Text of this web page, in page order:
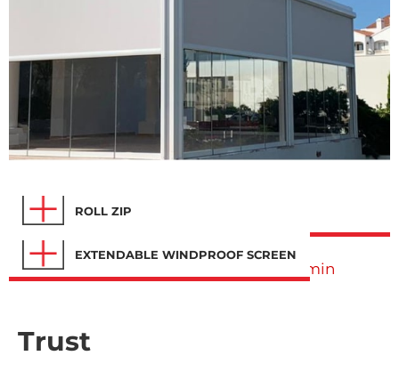
ROLL ZIP
EXTENDABLE WINDPROOF SCREEN
Trust